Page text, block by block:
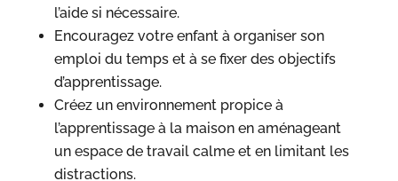
l’aide si nécessaire.
Encouragez votre enfant à organiser son
emploi du temps et à se fixer des objectifs
d’apprentissage.
Créez un environnement propice à
l’apprentissage à la maison en aménageant
un espace de travail calme et en limitant les
distractions.